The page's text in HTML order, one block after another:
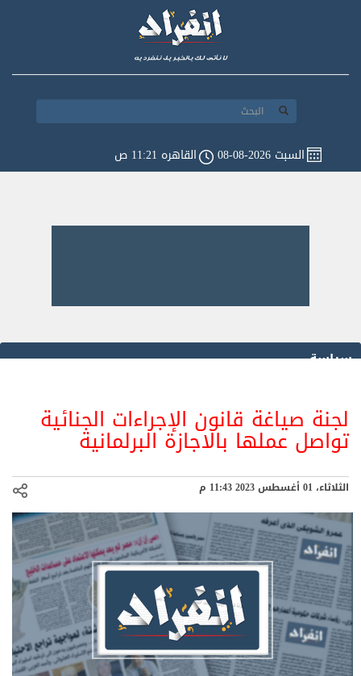
السبت 2026-08-08 القاهره 11:21 ص
سياسة
لجنة صياغة قانون الإجراءات الجنائية
تواصل عملها بالاجازة البرلمانية
الثلاثاء، 01 أغسطس 2023 11:43 م